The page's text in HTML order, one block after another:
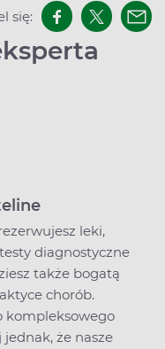
się:
leki,
diagnostyczne
także bogatą
chorób.
kompleksowego
że nasze